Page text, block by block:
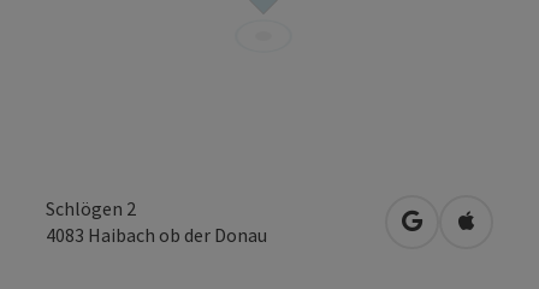
Schlögen 2
4083 Haibach ob der Donau in Google
in